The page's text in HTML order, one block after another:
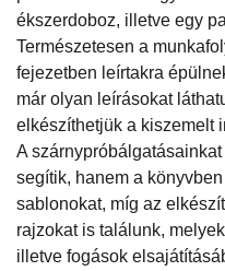
ékszerdoboz, illetve egy
Természetesen a
fejezetben leírtakra
már olyan leírásokat
elkészíthetjük a kiszemelt
A
segítik, hanem a
sablonokat, míg az
rajzokat is találunk,
illetve fogások